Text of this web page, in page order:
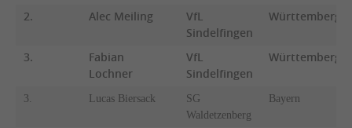
2. Alec Meiling
VfL
Sindelfingen
Württemberg
3.
Fabian
Lochner
VfL
Sindelfingen
Württemberg
3. Lucas Biersack
SG
Waldetzenberg
Bayern